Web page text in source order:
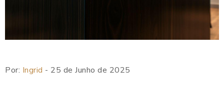
Por: Ingrid - 25 de Junho de 2025